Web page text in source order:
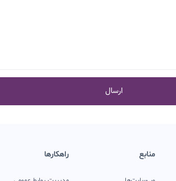
ارسال
منابع راهکارها